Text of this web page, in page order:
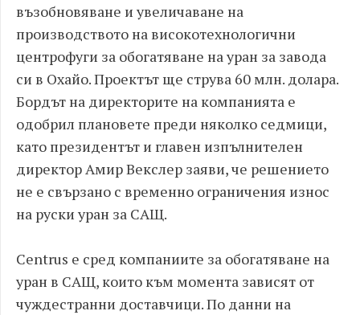
възобновяване и увеличаване на
производството на високотехнологични
центрофуги за обогатяване на уран за завода
си в Охайо. Проектът ще струва 60 млн. долара.
Бордът на директорите на компанията е
одобрил плановете преди няколко седмици,
като президентът и главен изпълнителен
директор Амир Векслер заяви, че решението
не е свързано с временно ограничения износ
на руски уран за САЩ.
Centrus е сред компаниите за обогатяване на
уран в САЩ, които към момента зависят от
чуждестранни доставчици. По данни на